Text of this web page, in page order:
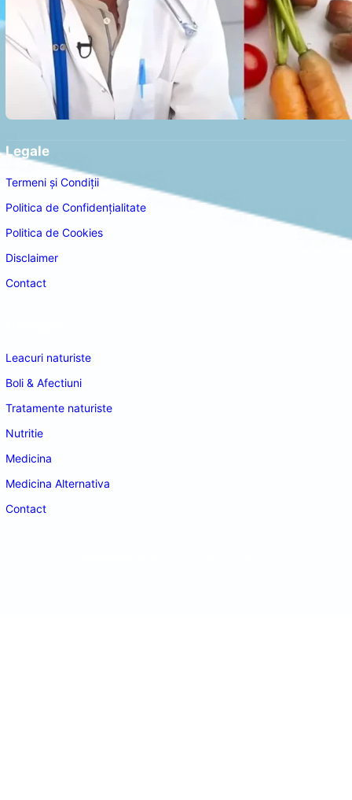
Legale
Termeni și Condiții
Politica de Confidențialitate
Politica de Cookies
Disclaimer
Contact
Leacuri naturiste
Boli & Afectiuni
Tratamente naturiste
Nutritie
Medicina
Medicina Alternativa
Contact